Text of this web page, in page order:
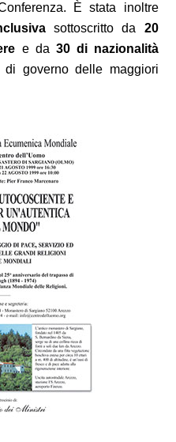
È stata inoltre
sottoscritto da 20
e da 30 di nazionalità
governo delle maggiori